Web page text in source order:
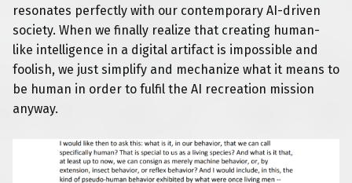
resonates perfectly with our contemporary AI-driven
society. When we finally realize that creating human-
like intelligence in a digital artifact is impossible and
foolish, we just simplify and mechanize what it means to
be human in order to fulfil the AI recreation mission
anyway.